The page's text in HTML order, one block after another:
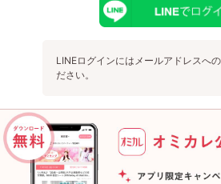
LINEログインにはメールアドレスへ
ださい。